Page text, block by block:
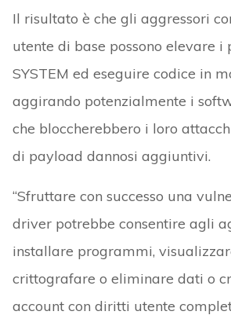
Il risultato è che gli aggressori
utente di base possono elevare
SYSTEM ed eseguire codice in
aggirando potenzialmente i
che bloccherebbero i loro
di payload dannosi aggiuntivi.
“Sfruttare con successo una
driver potrebbe consentire agli
installare programmi,
crittografare o eliminare dati o
account con diritti utente